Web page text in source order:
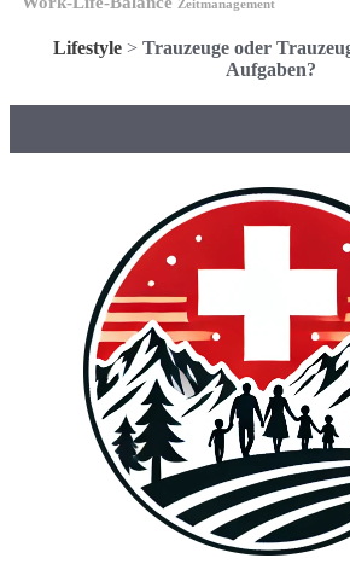
Zeitmanagement
Lifestyle> Trauzeuge oder
Aufgaben?